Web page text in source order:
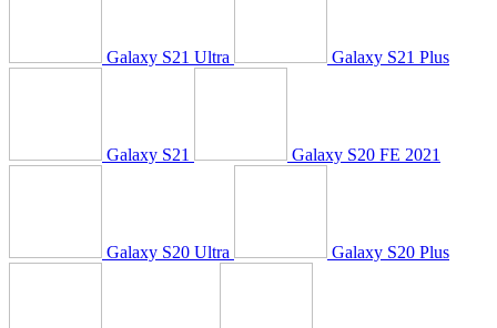
Galaxy S21 Ultra Galaxy S21 Plus
Galaxy S21 Galaxy S20 FE 2021
Galaxy S20 Ultra Galaxy S20 Plus